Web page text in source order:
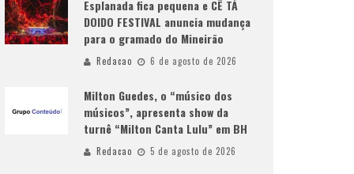
Esplanada fica pequena e CÊ TÁ
DOIDO FESTIVAL anuncia mudança
para o gramado do Mineirão
Redacao 6 de agosto de 2026
Milton Guedes, o “músico dos
músicos”, apresenta show da
turnê “Milton Canta Lulu” em BH
Redacao 5 de agosto de 2026